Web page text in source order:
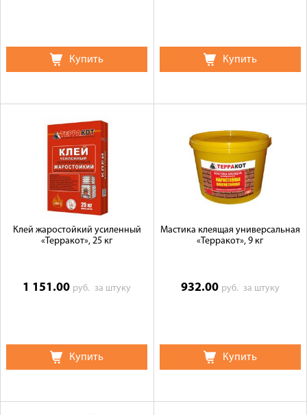
Купить Купить
Клей жаростойкий усиленный
«Терракот», 25 кг
1 151.00 руб.за штуку
Купить
Мастика клеящая универсальная
«Терракот», 9 кг
932.00 руб. за штуку
Купить